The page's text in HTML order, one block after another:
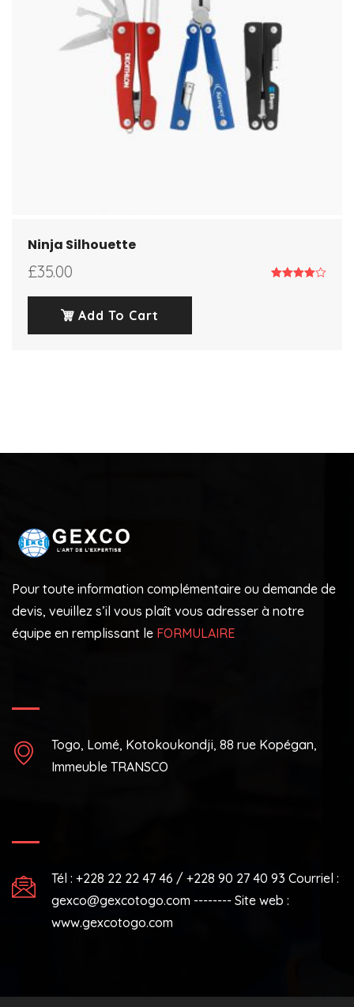
Ninja Silhouette
£35.00
Add To Cart
Pour toute information complémentaire ou demande de
devis, veuillez s’il vous plaît vous adresser à notre
équipe en remplissant le FORMULAIRE
Togo, Lomé, Kotokoukondji, 88 rue Kopégan,
Immeuble TRANSCO
Tél : +228 22 22 47 46 / +228 90 27 40 93 Courriel :
gexco@gexcotogo.com -------- Site web :
www.gexcotogo.com